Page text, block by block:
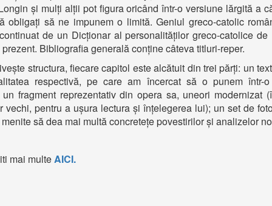
și mulți alții pot figura oricând într-o versiune lărgită a
obligați să ne impunem o limită. Geniul greco-catolic
de un Dicționar al personalităților greco-catolice de
Bibliografia generală conține câteva titluri-reper.
structura, fiecare capitol este alcătuit din trei părți: un
respectivă, pe care am încercat să o punem într-
fragment reprezentativ din opera sa, uneori modernizat
vechi, pentru a ușura lectura și înțelegerea lui); un set de
să dea mai multă concretețe povestirilor și analizelor
mai multe AICI.